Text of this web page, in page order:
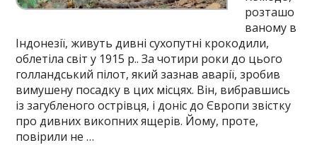
розташо
ваному в
Індонезії, живуть дивні сухопутні крокодили,
облетіла світ у 1915 р.. За чотири роки до цього
голландський пілот, який зазнав аварії, зробив
вимушену посадку в цих місцях. Він, вибравшись
із загубленого острівця, і доніс до Європи звістку
про дивних викопних ящерів. Йому, проте,
повірили не …